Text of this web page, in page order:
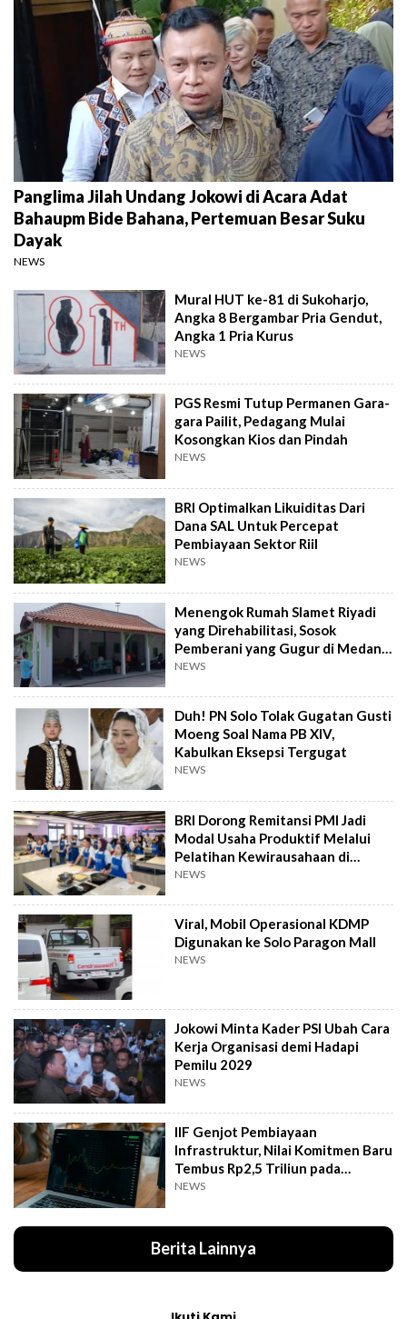
Panglima Jilah Undang Jokowi di Acara Adat
Bahaupm Bide Bahana, Pertemuan Besar Suku
Dayak
NEWS
Mural HUT ke-81 di Sukoharjo,
Angka 8 Bergambar Pria Gendut,
Angka 1 Pria Kurus
NEWS
PGS Resmi Tutup Permanen Gara-
gara Pailit, Pedagang Mulai
Kosongkan Kios dan Pindah
NEWS
BRI Optimalkan Likuiditas Dari
Dana SAL Untuk Percepat
Pembiayaan Sektor Riil
NEWS
Menengok Rumah Slamet Riyadi
yang Direhabilitasi, Sosok
Pemberani yang Gugur di Medan
Perang
NEWS
Duh! PN Solo Tolak Gugatan Gusti
Moeng Soal Nama PB XIV,
Kabulkan Eksepsi Tergugat
NEWS
BRI Dorong Remitansi PMI Jadi
Modal Usaha Produktif Melalui
Pelatihan Kewirausahaan di
Taiwan
NEWS
Viral, Mobil Operasional KDMP
Digunakan ke Solo Paragon Mall
NEWS
Jokowi Minta Kader PSI Ubah Cara
Kerja Organisasi demi Hadapi
Pemilu 2029
NEWS
IIF Genjot Pembiayaan
Infrastruktur, Nilai Komitmen Baru
Tembus Rp2,5 Triliun pada
Semester I 2026
NEWS
Berita Lainnya